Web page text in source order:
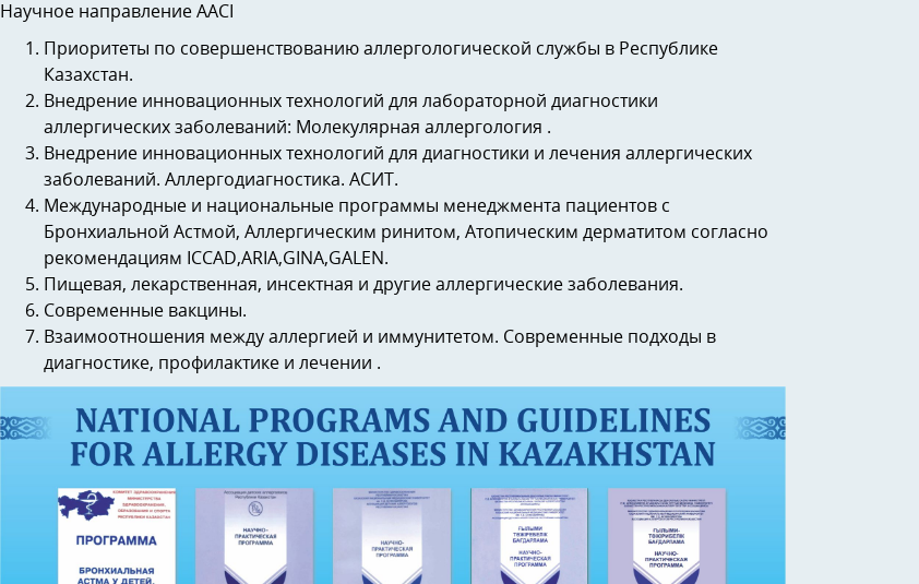
Научное направление AACI
Приоритеты по совершенствованию аллергологической службы в Республике
Казахстан.
Внедрение инновационных технологий для лабораторной диагностики
аллергических заболеваний: Молекулярная аллергология .
Внедрение инновационных технологий для диагностики и лечения аллергических
заболеваний. Аллергодиагностика. АСИТ.
Международные и национальные программы менеджмента пациентов с
Бронхиальной Астмой, Аллергическим ринитом, Атопическим дерматитом согласно
рекомендациям ICCAD,ARIA,GINA,GALEN.
Пищевая, лекарственная, инсектная и другие аллергические заболевания.
Современные вакцины.
Взаимоотношения между аллергией и иммунитетом. Современные подходы в
диагностике, профилактике и лечении .